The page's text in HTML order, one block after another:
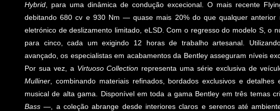
Hybrid , para uma dinâmica de condução excecional. O mais recente
debitando 680 cv e 930 Nm — quase mais 20% do que qualquer
eletrónico de deslizamento limitado, eLSD. Com o regresso do modelo S, o
para cinco, cada um exigindo 12 horas de trabalho artesanal.
avançado, os especialistas em acabamentos da Bentley asseguram níveis
Por sua vez, a Virtuoso Collection representa uma série exclusiva de
Mulliner , combinando materiais refinados, bordados exclusivos e
musical de alta gama. Disponível em toda a gama Bentley em três temas
Bass —, a coleção abrange desde interiores claros e serenos até